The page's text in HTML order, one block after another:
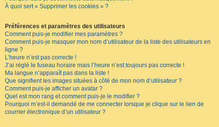
À quoi sert « Supprimer les cookies » ?
Préférences et paramètres des utilisateurs
Comment puis-je modifier mes paramètres ?
Comment puis-je masquer mon nom d’utilisateur de la liste des utilisateurs en
ligne ?
L’heure n’est pas correcte !
J’ai réglé le fuseau horaire mais l’heure n’est toujours pas correcte !
Ma langue n’apparaît pas dans la liste !
Que signifient les images situées à côté de mon nom d’utilisateur ?
Comment puis-je afficher un avatar ?
Quel est mon rang et comment puis-je le modifier ?
Pourquoi m’est-il demandé de me connecter lorsque je clique sur le lien de
courrier électronique d’un utilisateur ?